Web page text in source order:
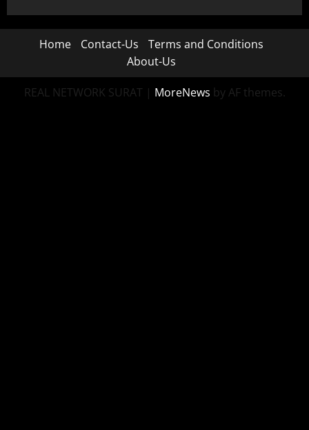
Home Contact-Us
Terms and Conditions
About-Us
REAL NETWORK SURAT | MoreNews by AF themes.